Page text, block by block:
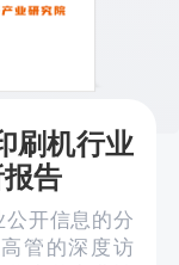
刷机行业
告
开信息的分
管的深度访